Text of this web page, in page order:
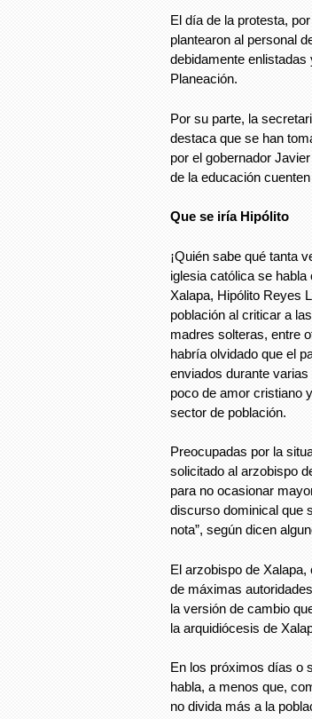
El día de la protesta,
plantearon al personal
debidamente
Planeación.
Por su parte, la
destaca que se han
por el gobernador
de la educación
Que se iría Hipólito
¡Quién sabe qué tanta
iglesia católica se
Xalapa, Hipólito Reyes
población al criticar a
madres solteras, entre
habría olvidado que el
enviados durante
poco de amor cristiano
sector de población.
Preocupadas por la
solicitado al arzobispo
para no ocasionar
discurso dominical que
nota”, según dicen
El arzobispo de
de máximas
la versión de cambio
la arquidiócesis de
En los próximos días o
habla, a menos que,
no divida más a la